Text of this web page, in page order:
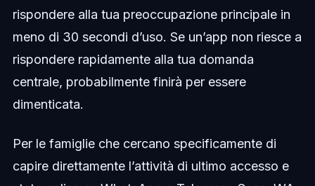
rispondere alla tua preoccupazione principale in
meno di 30 secondi d’uso. Se un’app non riesce a
rispondere rapidamente alla tua domanda
centrale, probabilmente finirà per essere
dimenticata.
Per le famiglie che cercano specificamente di
capire direttamente l’attività di ultimo accesso e